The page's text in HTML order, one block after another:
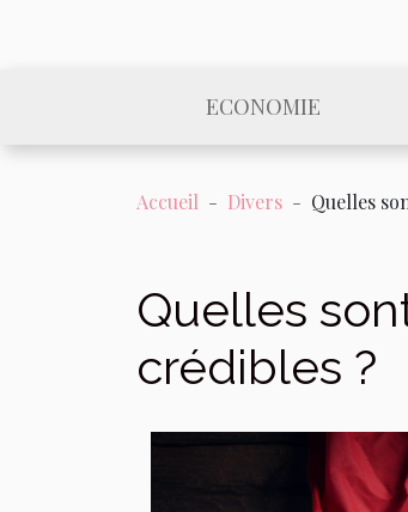
ECONOMIE
Accueil Divers Quelles
Quelles
crédibles ?